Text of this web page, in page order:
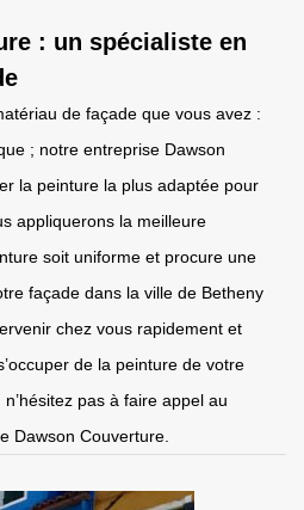
: un spécialiste en
de façade que vous avez :
; notre entreprise Dawson
la peinture la plus adaptée pour
appliquerons la meilleure
soit uniforme et procure une
façade dans la ville de Betheny
chez vous rapidement et
de la peinture de votre
pas à faire appel au
Dawson Couverture.